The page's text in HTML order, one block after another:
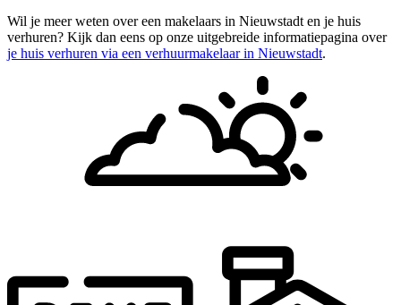
Wil je meer weten over een makelaars in Nieuwstadt en je huis
verhuren? Kijk dan eens op onze uitgebreide informatiepagina over
je huis verhuren via een verhuurmakelaar in Nieuwstadt.